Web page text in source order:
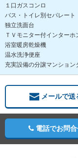
１口ガスコンロ
バス・トイレ別セパレート
独立洗面台
ＴＶモニター付インターホ
浴室暖房乾燥機
温水洗浄便座
充実設備の分譲マンション
メールで送
電話でお問